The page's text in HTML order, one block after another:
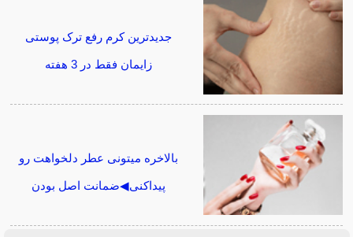
جدیدترین کرم رفع ترک پوستی
زایمان فقط در 3 هفته
بالاخره میتونی عطر دلخواهت رو
پیداکنی◀ضمانت اصل بودن